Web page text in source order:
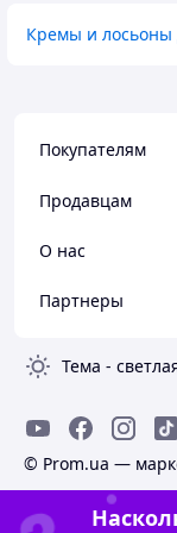
Кремы и лосьоны
Покупателям
Продавцам
О нас
Партнеры
Тема -
© Prom.ua —